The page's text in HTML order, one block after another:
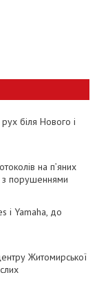
біля Нового і
на пʼяних
з порушеннями
і Yamaha, до
Житомирської